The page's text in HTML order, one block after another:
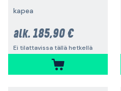
kapea
alk. 185,90 €
Ei tilattavissa tällä hetkellä